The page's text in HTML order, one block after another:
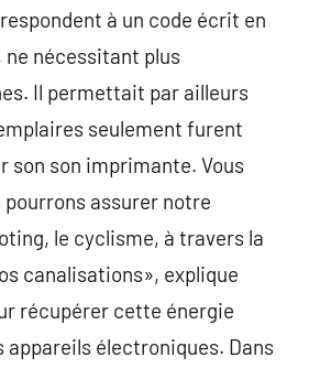
à un code écrit en
nécessitant plus
Il permettait par ailleurs
seulement furent
son son imprimante. Vous
pourrons assurer notre
le cyclisme, à travers la
canalisations», explique
récupérer cette énergie
appareils électroniques. Dans